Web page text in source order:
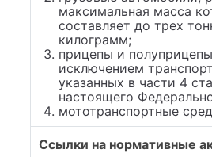
максимальная масса
составляет до трех
килограмм;
прицепы и
исключением
указанных в части 4
настоящего
мототранспортные
Ссылки на нормативные